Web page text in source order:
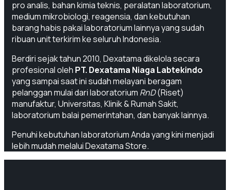
pro analis, bahan kimia teknis, peralatan laboratorium,
medium mikrobiologi, reagensia, dan kebutuhan
barang habis pakai laboratorium lainnya yang sudah
ribuan unit terkirim ke seluruh Indonesia.
Berdiri sejak tahun 2010, Dexatama dikelola secara
profesional oleh PT. Dexatama Niaga Labtekindo
yang sampai saat ini sudah melayani beragam
pelanggan mulai dari laboratorium RnD(Riset)
manufaktur, Universitas, Klinik & Rumah Sakit,
laboratorium balai pemerintahan, dan banyak lainnya.
Penuhi kebutuhan laboratorium Anda yang kini menjadi
lebih mudah melalui Dexatama Store.